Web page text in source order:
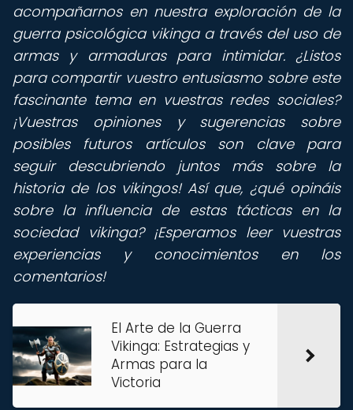
acompañarnos en nuestra exploración de la
guerra psicológica vikinga a través del uso de
armas y armaduras para intimidar. ¿Listos
para compartir vuestro entusiasmo sobre este
fascinante tema en vuestras redes sociales?
¡Vuestras opiniones y sugerencias sobre
posibles futuros artículos son clave para
seguir descubriendo juntos más sobre la
historia de los vikingos! Así que, ¿qué opináis
sobre la influencia de estas tácticas en la
sociedad vikinga? ¡Esperamos leer vuestras
experiencias y conocimientos en los
comentarios!
El Arte de la Guerra
Vikinga: Estrategias y
Armas para la
Victoria